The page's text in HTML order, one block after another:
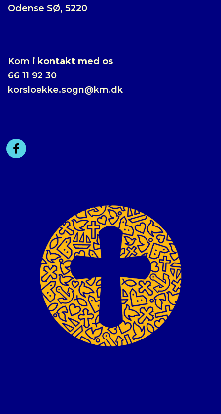
Odense SØ, 5220
Kom i kontakt med os
66 11 92 30
korsloekke.sogn@km.dk